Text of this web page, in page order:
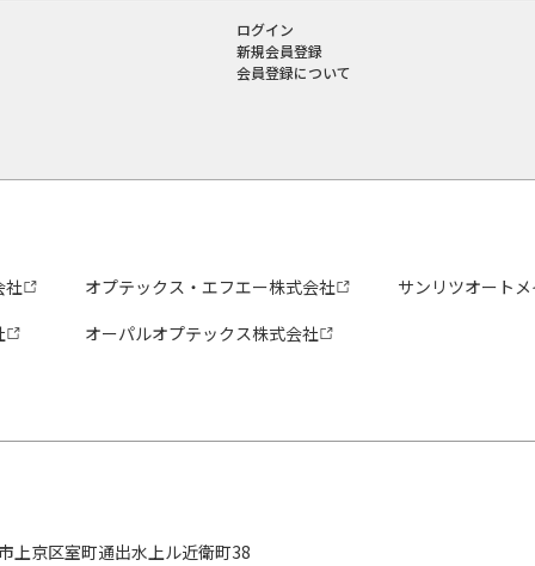
ログイン
新規会員登録
会員登録について
社 オプテックス・エフエー株式会社
サンリツオート
オーパルオプテックス株式会社
京区室町通出水上ル近衛町38